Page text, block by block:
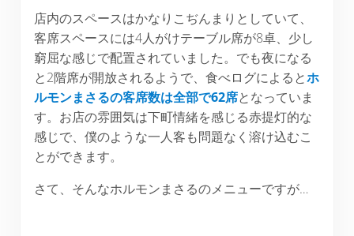
店内のスペースはかなりこぢんまりとしていて、
客席スペースには4人がけテーブル席が8卓、少し
窮屈な感じで配置されていました。でも夜になる
と2階席が開放されるようで、食べログによるとホ
ルモンまさるの客席数は全部で62席となっていま
す。お店の雰囲気は下町情緒を感じる赤提灯的な
感じで、僕のような一人客も問題なく溶け込むこ
とができます。
さて、そんなホルモンまさるのメニューですが…